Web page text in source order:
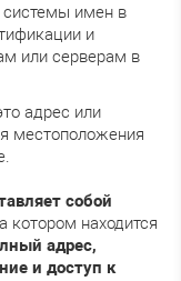
системы имен в
и
или серверам в
адрес или
местоположения
собой
котором находится
адрес,
и доступ к